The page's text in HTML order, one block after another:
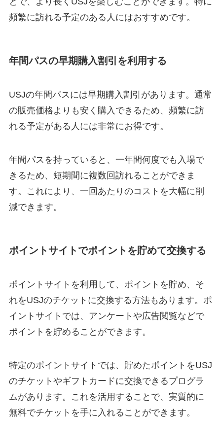
頻繁に訪れる予定のある人にはおすすめです。
年間パスの早期購入割引を利用する
USJの年間パスには早期購入割引があります。通常
の販売価格よりも安く購入できるため、頻繁に訪
れる予定がある人には非常にお得です。
年間パスを持っていると、一年間何度でも入場で
きるため、短期間に複数回訪れることができま
す。これにより、一回あたりのコストを大幅に削
減できます。
ポイントサイトでポイントを貯めて交換する
ポイントサイトを利用して、ポイントを貯め、そ
れをUSJのチケットに交換する方法もあります。ポ
イントサイトでは、アンケートや広告閲覧などで
ポイントを貯めることができます。
特定のポイントサイトでは、貯めたポイントをUSJ
のチケットやギフトカードに交換できるプログラ
ムがあります。これを活用することで、実質的に
無料でチケットを手に入れることができます。